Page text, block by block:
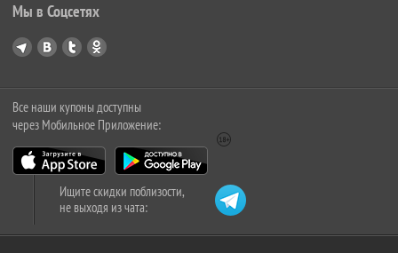
Мы в Соцсетях
Все наши купоны доступны
через Мобильное Приложение:
Ищите скидки поблизости,
не выходя из чата: